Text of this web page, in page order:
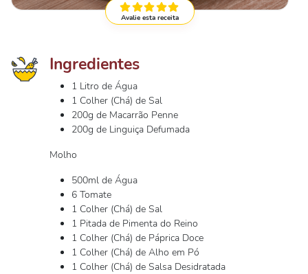
Avalie esta receita
Ingredientes
1 Litro de Água
1 Colher (Chá) de Sal
200g de Macarrão Penne
200g de Linguiça Defumada
Molho
500ml de Água
6 Tomate
1 Colher (Chá) de Sal
1 Pitada de Pimenta do Reino
1 Colher (Chá) de Páprica Doce
1 Colher (Chá) de Alho em Pó
1 Colher (Chá) de Salsa Desidratada